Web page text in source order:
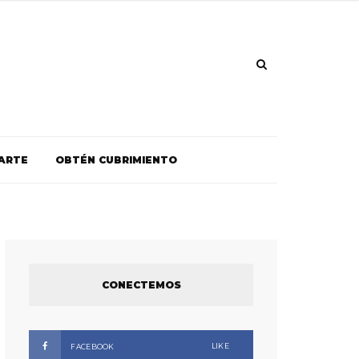
OBTÉN CUBRIMIENTO
CONECTEMOS
FACEBOOK LIKE